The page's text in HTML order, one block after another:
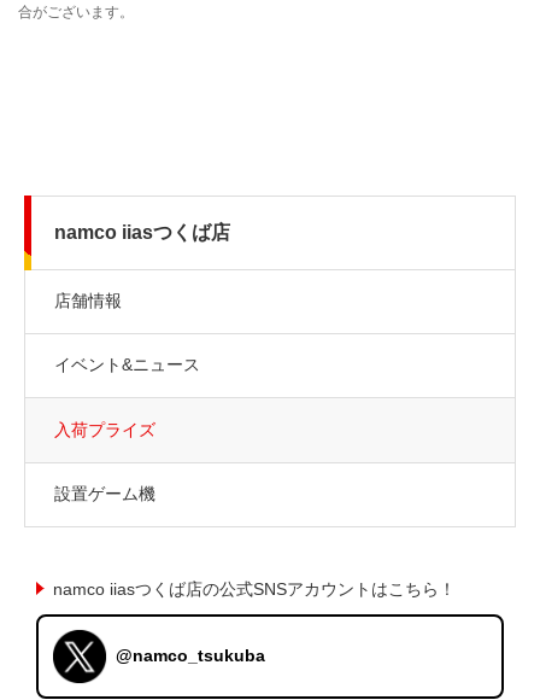
namco iiasつくば店
店舗情報
イベント&ニュース
入荷プライズ
設置ゲーム機
namco iiasつくば店の公式SNSアカウントはこちら！
@namco_tsukuba